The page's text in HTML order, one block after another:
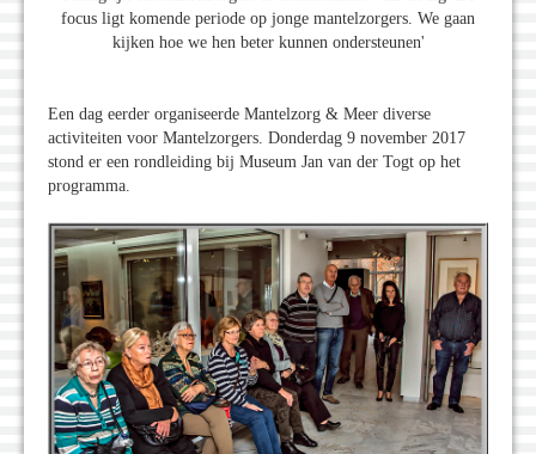
focus ligt komende periode op jonge mantelzorgers. We gaan
kijken hoe we hen beter kunnen ondersteunen'
Een dag eerder organiseerde Mantelzorg & Meer diverse
activiteiten voor Mantelzorgers. Donderdag 9 november 2017
stond er een rondleiding bij Museum Jan van der Togt op het
programma.